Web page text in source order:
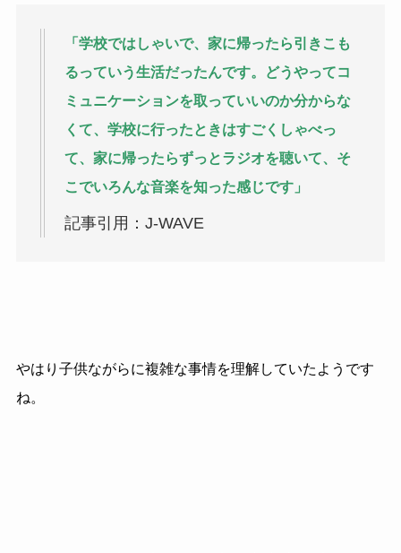
「学校ではしゃいで、家に帰ったら引きこも
るっていう生活だったんです。どうやってコ
ミュニケーションを取っていいのか分からな
くて、学校に行ったときはすごくしゃべっ
て、家に帰ったらずっとラジオを聴いて、そ
こでいろんな音楽を知った感じです」
記事引用：J-WAVE
やはり子供ながらに複雑な事情を理解していたようです
ね。